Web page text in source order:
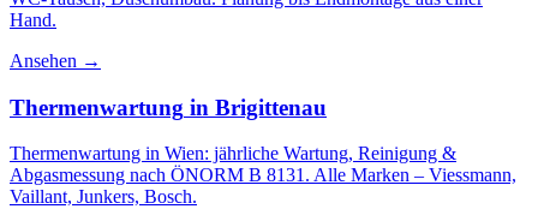
Hand.
Ansehen →
Thermenwartung in Brigittenau
Thermenwartung in Wien: jährliche Wartung, Reinigung &
Abgasmessung nach ÖNORM B 8131. Alle Marken – Viessmann,
Vaillant, Junkers, Bosch.